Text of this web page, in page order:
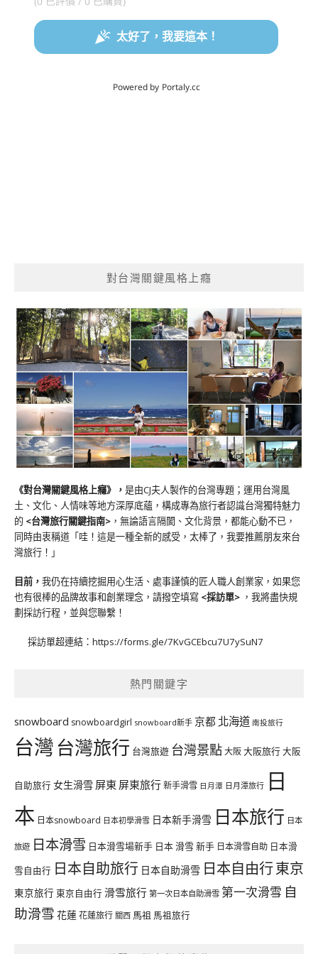
對台灣關鍵風格上癮
《對台灣關鍵風格上癮》 ， 是由CJ夫人製作的台灣專題；運用台灣風
土、文化、人情味等地方深厚底蘊，構成專為旅行者認識台灣獨特魅力
的 <台灣旅行關鍵指南> ，無論語言隔閡、文化背景，都能心動不已，
同時由衷稱道「哇！這是一種全新的感受，太棒了，我要推薦朋友來台
灣旅行！」
目前， 我仍在持續挖掘用心生活、處事謹慎的匠人職人創業家，如果您
也有很棒的品牌故事和創業理念，請撥空填寫 <採訪單> ，我將盡快規
劃採訪行程，並與您聯繫！
採訪單超連結： https://forms.gle/7KvGCEbcu7U7ySuN7
熱門關鍵字
snowboard snowboardgirl snowboard新手 京都 北海道 南投旅行
台灣台灣旅行 台灣旅遊 台灣景點大阪大阪旅行大阪
自助旅行 女生滑雪 屏東 屏東旅行新手滑雪 日月潭 日月潭旅行 日
本 日本snowboard 日本初學滑雪 日本新手滑雪 日本旅行 日本
旅遊 日本滑雪 日本滑雪場新手 日本 滑雪 新手 日本滑雪自助 日本滑
雪自由行 日本自助旅行 日本自助滑雪 日本自由行東京
東京旅行 東京自由行 滑雪旅行 第一次日本自助滑雪 第一次滑雪 自
助滑雪 花蓮花蓮旅行 關西 馬祖 馬祖旅行